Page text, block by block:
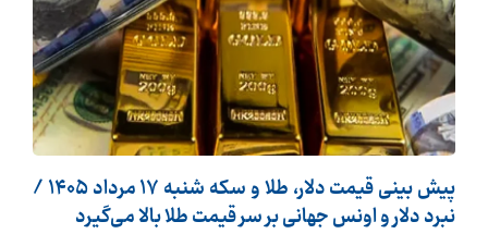
پیش ‌بینی قیمت دلار، طلا و سکه شنبه ۱۷ مرداد ۱۴۰۵ /
نبرد دلار و اونس جهانی بر سر قیمت طلا بالا می‌گیرد